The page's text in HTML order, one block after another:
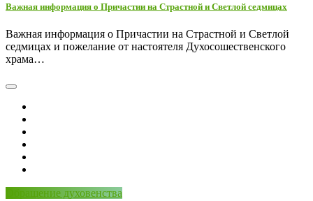
Важная информация о Причастии на Страстной и Светлой седмицах
Важная информация о Причастии на Страстной и Светлой
седмицах и пожелание от настоятеля Духосошественского
храма…
Обращение духовенства